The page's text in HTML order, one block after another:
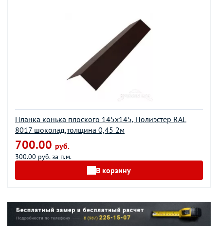
Планка конька плоского 145х145, Полиэстер RAL
8017 шоколад,толщина 0,45 2м
700.00 руб.
300.00 руб. за п.м.
В корзину